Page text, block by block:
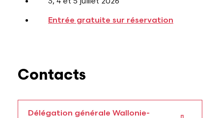
Entrée gratuite sur réservation
Contacts
Délégation générale Wallonie-